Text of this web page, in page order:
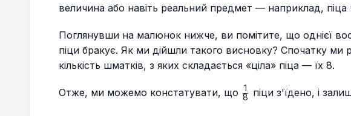
величина або навіть реальний предмет — наприклад, піца
Поглянувши на малюнок нижче, ви помітите, що однієї
піци бракує. Як ми дійшли такого висновку? Спочатку ми
кількість шматків, з яких складається «ціла» піца — їх 8.
Отже, ми можемо констатувати, що \frac{1}
8
1 піци з'їдено, і